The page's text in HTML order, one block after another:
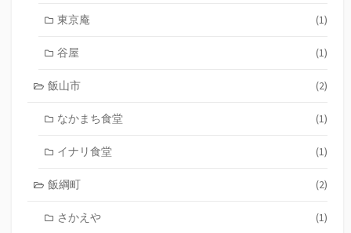
東京庵 (1)
谷屋 (1)
飯山市 (2)
なかまち食堂 (1)
イナリ食堂 (1)
飯綱町 (2)
さかえや (1)